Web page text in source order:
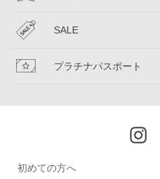
SALE
プラチナパスポート
初めての方へ